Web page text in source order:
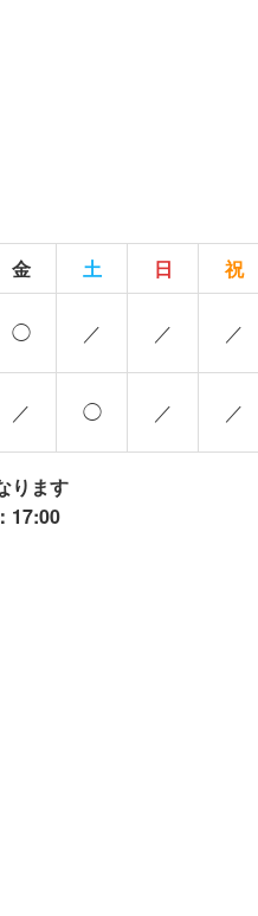
金 土 日
祝
◯ ／ ／ ／
／ ◯ ／ ／
ります
17:00